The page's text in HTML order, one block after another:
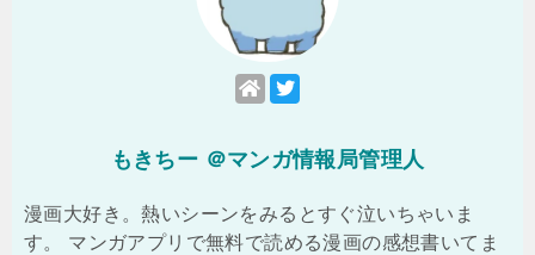
もきちー ＠マンガ情報局管理人
漫画大好き。熱いシーンをみるとすぐ泣いちゃいま
す。 マンガアプリで無料で読める漫画の感想書いてま